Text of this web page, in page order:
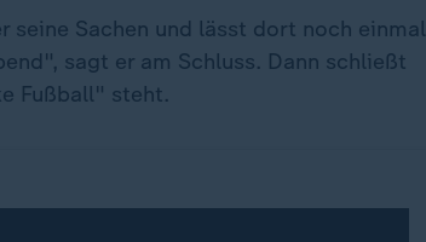
Sachen und lässt dort noch einmal
sagt er am Schluss. Dann schließt
Fußball" steht.